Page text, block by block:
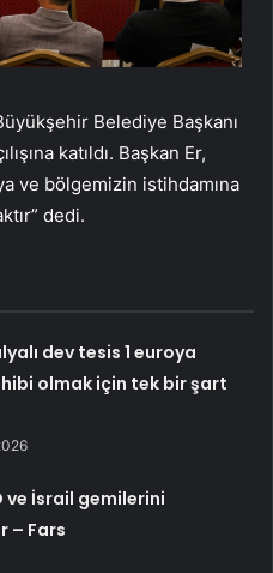
Belediye Başkanı
katıldı. Başkan Er,
ve bölgemizin istihdamına
dedi.
dev tesis 1 euroya
olmak için tek bir şart
ve İsrail gemilerini
– Fars